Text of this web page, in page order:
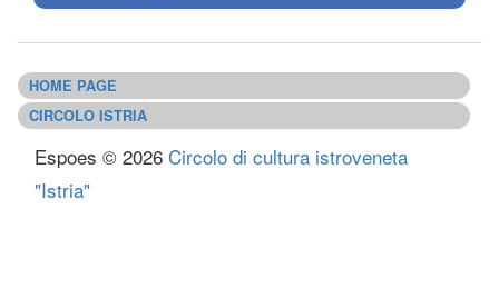
HOME PAGE
CIRCOLO ISTRIA
Espoes © 2026 Circolo di cultura istroveneta
"Istria"